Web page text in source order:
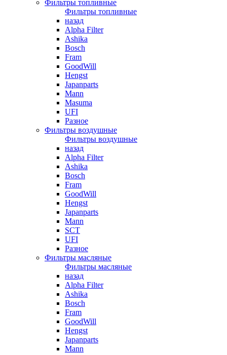
Фильтры топливные
Фильтры топливные
назад
Alpha Filter
Ashika
Bosch
Fram
GoodWill
Hengst
Japanparts
Mann
Masuma
UFI
Разное
Фильтры воздушные
Фильтры воздушные
назад
Alpha Filter
Ashika
Bosch
Fram
GoodWill
Hengst
Japanparts
Mann
SCT
UFI
Разное
Фильтры масляные
Фильтры масляные
назад
Alpha Filter
Ashika
Bosch
Fram
GoodWill
Hengst
Japanparts
Mann